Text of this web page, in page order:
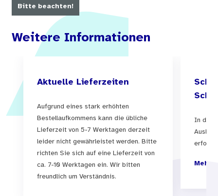
Bitte beachten!
Weitere Informationen
Aktuelle Lieferzeiten
Aufgrund eines stark erhöhten
Bestellaufkommens kann die übliche
Lieferzeit von 5-7 Werktagen derzeit
leider nicht gewährleistet werden. Bitte
richten Sie sich auf eine Lieferzeit von
ca. 7-10 Werktagen ein. Wir bitten
freundlich um Verständnis.
In der
Mehr